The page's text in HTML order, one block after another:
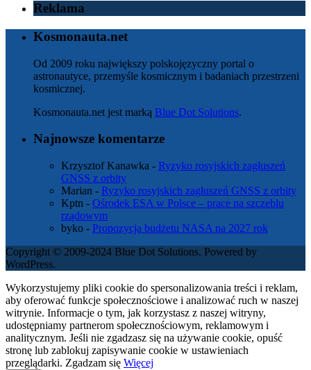
Reklama
Kosmonauta.net
Od 2009 roku największy polskojęzyczny portal o
astronautyce, przemyśle kosmicznym i badaniach przestrzeni
kosmicznej.
Kosmonauta.net jest marką Blue Dot Solutions.
Najnowsze komentarze
Krzysztof Kanawka - Ryzyko rosyjskich zagłuszeń
GNSS z orbity
Marian - Ryzyko rosyjskich zagłuszeń GNSS z orbity
Kptn - Ośrodek ESA w Polsce – prace na szczeblu
rządowym
byko - Propozycja budżetu NASA na 2027 rok
Copyright © 2009-2024 Blue Dot Solutions. Powered by
WordPress.
Wykorzystujemy pliki cookie do spersonalizowania treści i reklam,
aby oferować funkcje społecznościowe i analizować ruch w naszej
witrynie. Informacje o tym, jak korzystasz z naszej witryny,
udostępniamy partnerom społecznościowym, reklamowym i
analitycznym. Jeśli nie zgadzasz się na używanie cookie, opuść
stronę lub zablokuj zapisywanie cookie w ustawieniach
przeglądarki. Zgadzam się Więcej